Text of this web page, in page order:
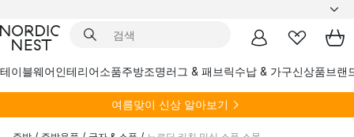
테이블웨어인테리어소품주방조명러그 & 패브릭수납 & 가구신상품브랜
여름맞이 신상 알아보기